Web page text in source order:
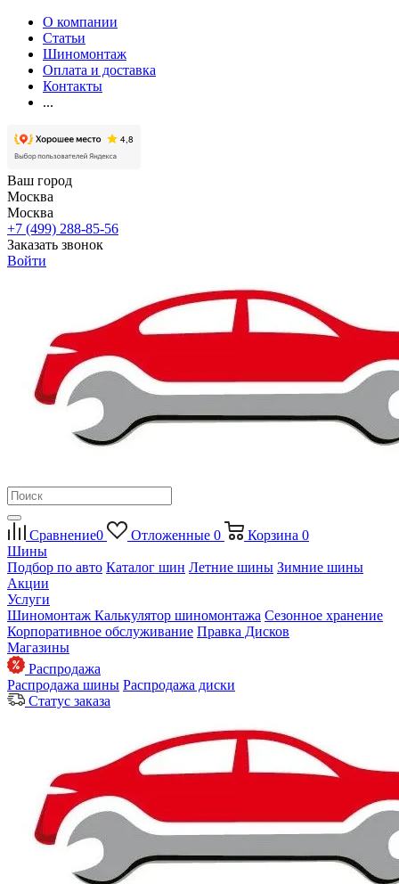
О компании
Статьи
Шиномонтаж
Оплата и доставка
Контакты
...
Ваш город
Москва
Москва
+7 (499) 288-85-56
Заказать звонок
Войти
Сравнение0 Отложенные 0 Корзина 0
Шины
Подбор по авто Каталог шин Летние шины Зимние шины
Акции
Услуги
Шиномонтаж Калькулятор шиномонтажа Сезонное хранение
Корпоративное обслуживание Правка Дисков
Магазины
Распродажа
Распродажа шины Распродажа диски
Статус заказа